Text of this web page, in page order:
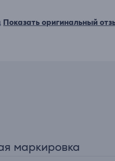
Показать оригинальный
маркировка